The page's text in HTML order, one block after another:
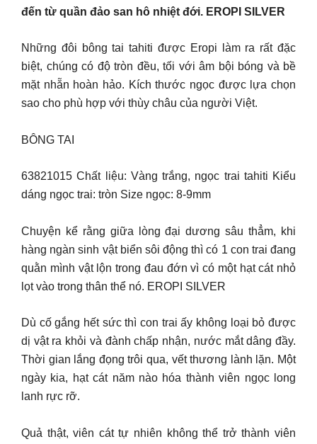
đến từ quần đảo san hô nhiệt đới. EROPI SILVER
Những đôi bông tai tahiti được Eropi làm ra rất đặc
biệt, chúng có độ tròn đều, tối với âm bội bóng và bề
mặt nhẵn hoàn hảo. Kích thước ngọc được lựa chọn
sao cho phù hợp với thùy châu của người Việt.
BÔNG TAI
63821015 Chất liệu: Vàng trắng, ngọc trai tahiti Kiểu
dáng ngọc trai: tròn Size ngọc: 8-9mm
Chuyện kể rằng giữa lòng đại dương sâu thẳm, khi
hàng ngàn sinh vật biển sôi động thì có 1 con trai đang
quằn mình vật lộn trong đau đớn vì có một hạt cát nhỏ
lọt vào trong thân thể nó. EROPI SILVER
Dù cố gắng hết sức thì con trai ấy không loại bỏ được
dị vật ra khỏi và đành chấp nhận, nước mắt dâng đầy.
Thời gian lắng đọng trôi qua, vết thương lành lặn. Một
ngày kia, hạt cát năm nào hóa thành viên ngọc long
lanh rực rỡ.
Quả thật, viên cát tự nhiên không thể trở thành viên